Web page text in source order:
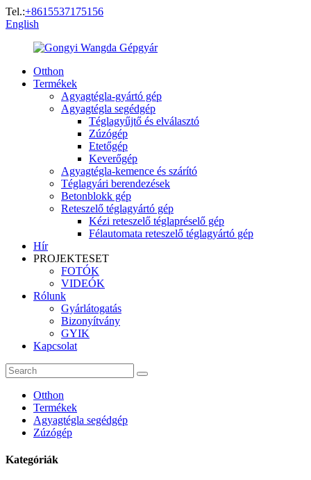
Tel.:+8615537175156
English
Otthon
Termékek
Agyagtégla-gyártó gép
Agyagtégla segédgép
Téglagyűjtő és elválasztó
Zúzógép
Etetőgép
Keverőgép
Agyagtégla-kemence és szárító
Téglagyári berendezések
Betonblokk gép
Reteszelő téglagyártó gép
Kézi reteszelő téglapréselő gép
Félautomata reteszelő téglagyártó gép
Hír
PROJEKTESET
FOTÓK
VIDEÓK
Rólunk
Gyárlátogatás
Bizonyítvány
GYIK
Kapcsolat
Otthon
Termékek
Agyagtégla segédgép
Zúzógép
Kategóriák